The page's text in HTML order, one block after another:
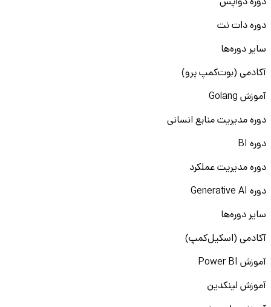
دوره دات نت
سایر دوره‌ها
آکادمی (بوت‌کمپ پرو)
آموزش Golang
دوره مدیریت منابع انسانی
دوره BI
دوره مدیریت عملکرد
دوره Generative AI
سایر دوره‌ها
آکادمی (اسکیل‌کمپ)
آموزش Power BI
آموزش لینکدین